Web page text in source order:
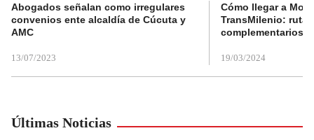
Abogados señalan como irregulares
convenios ente alcaldía de Cúcuta y
AMC
13/07/2023
Cómo llegar a
TransMilenio:
complementarios
19/03/2024
Últimas Noticias